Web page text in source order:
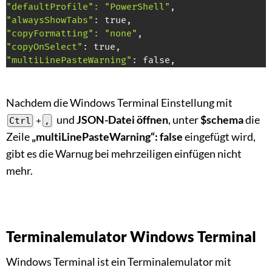
"defaultProfile": "PowerShell"
"alwaysShowTabs"
"copyFormatting": "none"
"copyOnSelect"
"multiLinePasteWarning"
Nachdem die Windows Terminal Einstellung mit
Ctrl + , undJSON-Datei öffnen, unter$schemadie
Zeile„multiLinePasteWarning“: falseeingefügt wird,
gibt es die Warnug bei mehrzeiligen einfügen nicht
mehr.
Terminalemulator Windows Terminal
Windows Terminal ist ein Terminalemulator mit